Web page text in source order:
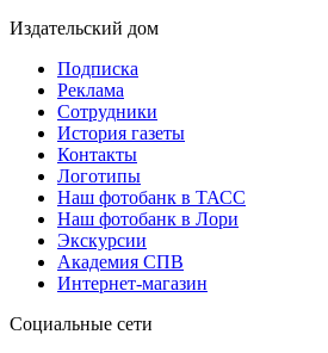
Издательский дом
Подписка
Реклама
Сотрудники
История газеты
Контакты
Логотипы
Наш фотобанк в ТАСС
Наш фотобанк в Лори
Экскурсии
Академия СПВ
Интернет-магазин
Социальные сети